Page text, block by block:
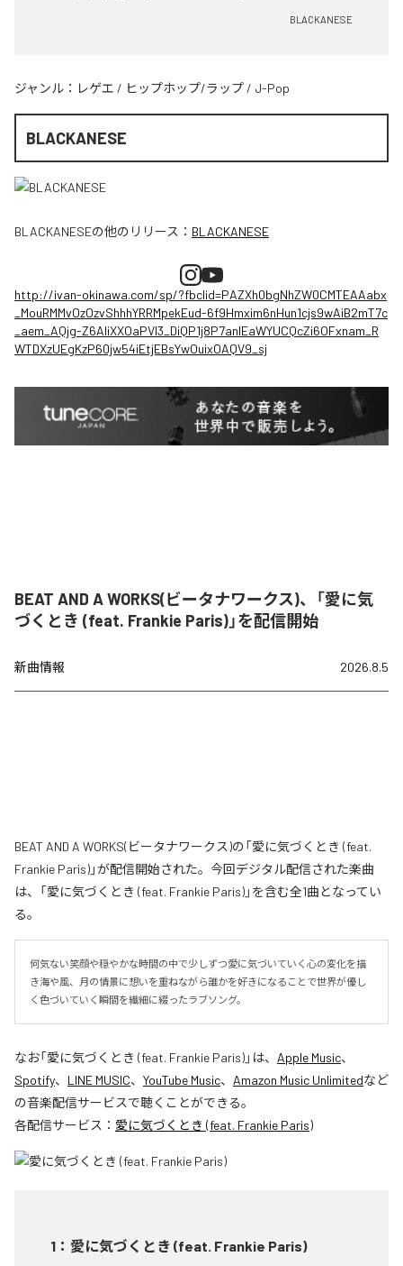
BLACKANESE
ジャンル： レゲエ / ヒップホップ/ラップ / J-Pop
BLACKANESE
BLACKANESEの他のリリース： BLACKANESE
http://ivan-okinawa.com/sp/?fbclid=PAZXh0bgNhZW0CMTEAAabx
_MouRMMvOzOzvShhhYRRMpekEud-6f9Hmxim6nHun1cjs9wAiB2mT7c
_aem_AQjg-Z6AIiXXOaPVl3_DiQP1j8P7anlEaWYUCQcZi6OFxnam_R
WTDXzUEgKzP60jw54iEtjEBsYwOuixOAQV9_sj
BEAT AND A WORKS(ビータナワークス)、「愛に気
づくとき (feat. Frankie Paris)」を配信開始
新曲情報 2026.8.5
BEAT AND A WORKS(ビータナワークス)の「愛に気づくとき (feat.
Frankie Paris)」が配信開始された。今回デジタル配信された楽曲
は、「愛に気づくとき (feat. Frankie Paris)」を含む全1曲となってい
る。
何気ない笑顔や穏やかな時間の中で少しずつ愛に気づいていく心の変化を描
き海や風、月の情景に想いを重ねながら誰かを好きになることで世界が優し
く色づいていく瞬間を繊細に綴ったラブソング。
なお「愛に気づくとき (feat. Frankie Paris)」は、 Apple Music、
Spotify、 LINE MUSIC、 YouTube Music、 Amazon Music Unlimitedなど
の音楽配信サービスで聴くことができる。
各配信サービス： 愛に気づくとき (feat. Frankie Paris)
1 ： 愛に気づくとき (feat. Frankie Paris)